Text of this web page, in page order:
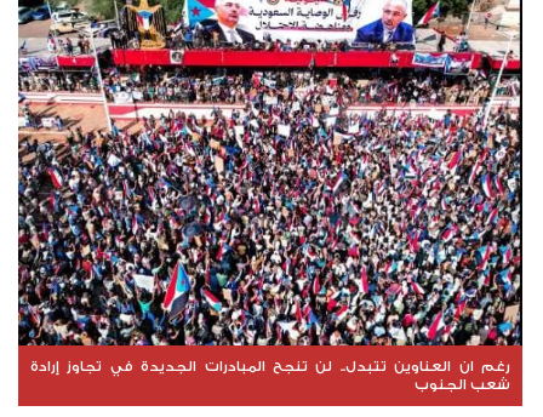
رغم ان العناوين تتبدل.. لن تنجح المبادرات الجديدة في تجاوز إرادة
شعب الجنوب